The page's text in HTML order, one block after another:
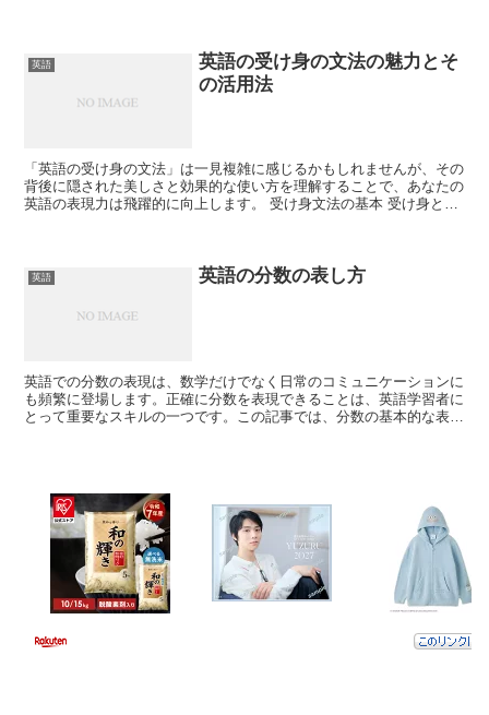
英語
英語の受け身の文法の魅力とそ
の活用法
「英語の受け身の文法」は一見複雑に感じるかもしれませんが、その
背後に隠された美しさと効果的な使い方を理解することで、あなたの
英語の表現力は飛躍的に向上します。 受け身文法の基本 受け身と
英語 英語の分数の表し方
英語での分数の表現は、数学だけでなく日常のコミュニケーションに
も頻繁に登場します。正確に分数を表現できることは、英語学習者に
とって重要なスキルの一つです。この記事では、分数の基本的な表し